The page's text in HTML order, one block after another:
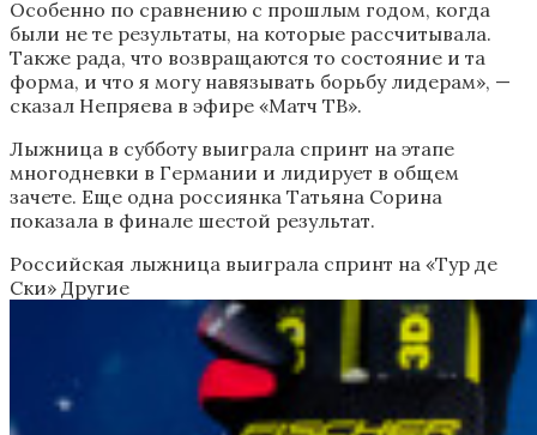
Особенно по сравнению с прошлым годом, когда
были не те результаты, на которые рассчитывала.
Также рада, что возвращаются то состояние и та
форма, и что я могу навязывать борьбу лидерам», —
сказал Непряева в эфире «Матч ТВ».
Лыжница в субботу выиграла спринт на этапе
многодневки в Германии и лидирует в общем
зачете. Еще одна россиянка Татьяна Сорина
показала в финале шестой результат.
Российская лыжница выиграла спринт на «Тур де
Ски» Другие